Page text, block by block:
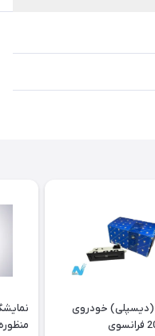
ساعت (دیسپلی) خودروی